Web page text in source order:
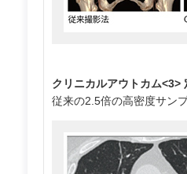
クリニカルアウトカム<3>
従来の2.5倍の高密度サン